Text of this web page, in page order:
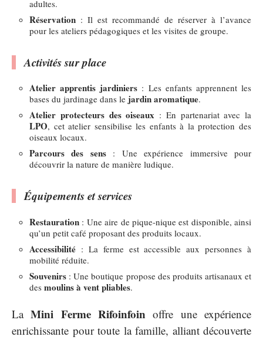
adultes.
Réservation : Il est recommandé de réserver à l’avance
pour les ateliers pédagogiques et les visites de groupe.
Activités sur place
Atelier apprentis jardiniers : Les enfants apprennent les
bases du jardinage dans le jardin aromatique.
Atelier protecteurs des oiseaux : En partenariat avec la
LPO, cet atelier sensibilise les enfants à la protection des
oiseaux locaux.
Parcours des sens: Une expérience immersive pour
découvrir la nature de manière ludique.
Équipements et services
Restauration : Une aire de pique-nique est disponible, ainsi
qu’un petit café proposant des produits locaux.
Accessibilité : La ferme est accessible aux personnes à
mobilité réduite.
Souvenirs : Une boutique propose des produits artisanaux et
des moulins à vent pliables.
LaMini Ferme Rifoinfoin offre une expérience
enrichissante pour toute la famille, alliant découverte